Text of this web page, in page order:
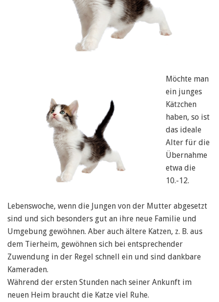
Möchte man
ein junges
Kätzchen
haben, so ist
das ideale
Alter für die
Übernahme
etwa die
10.-12.
Lebenswoche, wenn die Jungen von der Mutter abgesetzt
sind und sich besonders gut an ihre neue Familie und
Umgebung gewöhnen. Aber auch ältere Katzen, z. B. aus
dem Tierheim, gewöhnen sich bei entsprechender
Zuwendung in der Regel schnell ein und sind dankbare
Kameraden.
Während der ersten Stunden nach seiner Ankunft im
neuen Heim braucht die Katze viel Ruhe.